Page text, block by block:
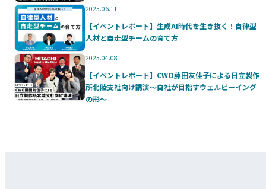
2025.06.11
【イベントレポート】生成AI時代を生き抜く！自律型
人材と自走型チームの育て方
2025.04.08
【イベントレポート】CWO藤田友佳子による日立製作
所北陸支社向け講演～自社が目指すウェルビーイング
の形～